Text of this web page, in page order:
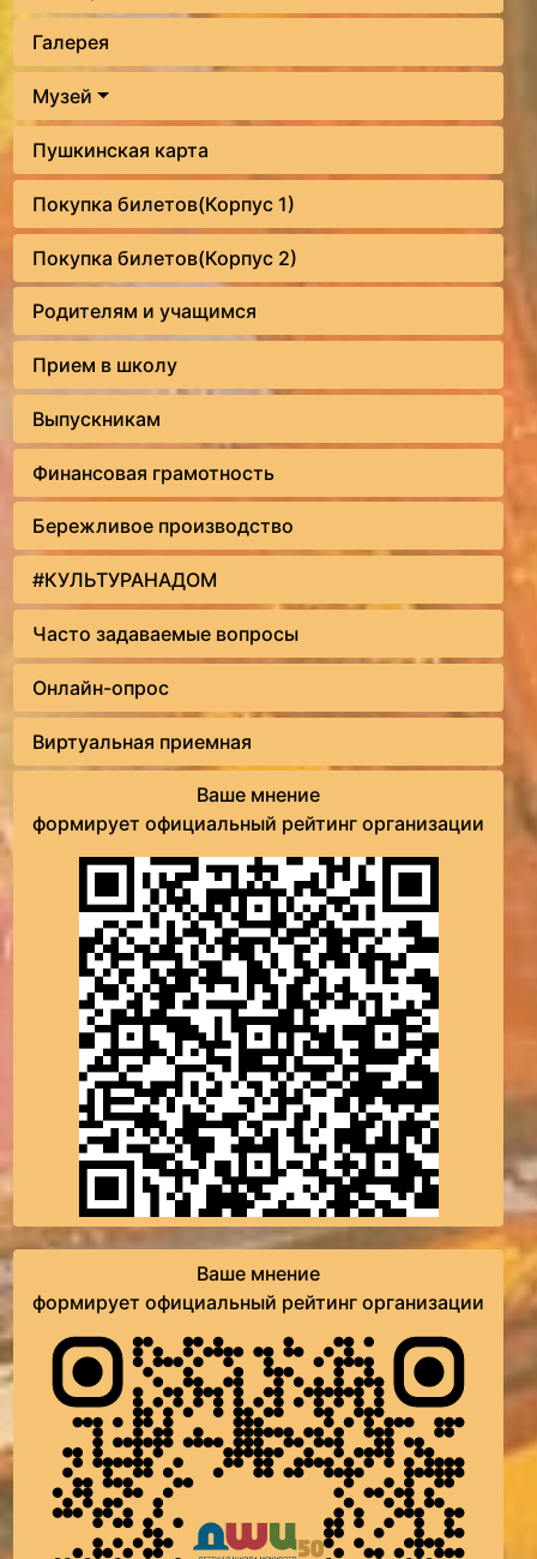
Галерея
Музей
Пушкинская карта
Покупка билетов(Корпус 1)
Покупка билетов(Корпус 2)
Родителям и учащимся
Прием в школу
Выпускникам
Финансовая грамотность
Бережливое производство
#КУЛЬТУРАНАДОМ
Часто задаваемые вопросы
Онлайн-опрос
Виртуальная приемная
Ваше мнение
формирует официальный рейтинг организации
Ваше мнение
формирует официальный рейтинг организации